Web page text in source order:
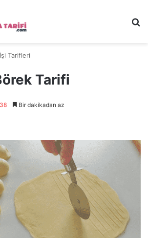
Tarifleri
Tarifi
Bir dakikadan az